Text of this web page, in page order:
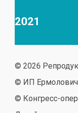
2021
© 2026
© ИП
© Конгресс-